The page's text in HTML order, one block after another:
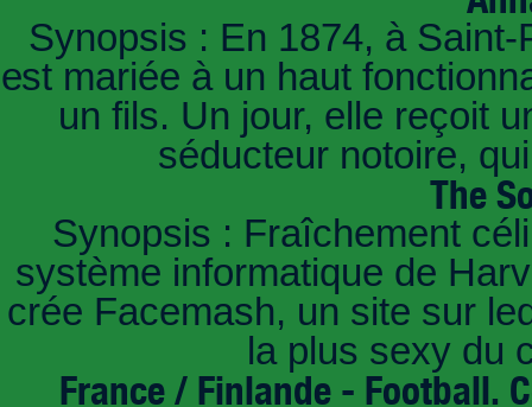
Synopsis : En 1874, à
est mariée à un haut
un fils. Un jour, elle reçoit
séducteur notoire,
The
Synopsis : Fraîchement
système informatique de
crée Facemash, un site sur
la plus sexy du
France / Finlande - Football.